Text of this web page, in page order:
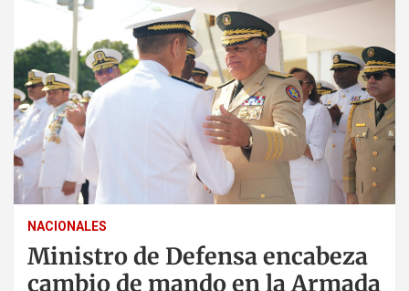
NACIONALES
Ministro de Defensa encabeza
cambio de mando en la Armada